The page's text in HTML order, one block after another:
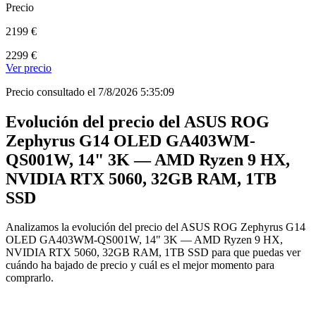
Precio
2199 €
2299 €
Ver precio
Precio consultado el 7/8/2026 5:35:09
Evolución del precio del ASUS ROG
Zephyrus G14 OLED GA403WM-
QS001W, 14" 3K — AMD Ryzen 9 HX,
NVIDIA RTX 5060, 32GB RAM, 1TB
SSD
Analizamos la evolución del precio del ASUS ROG Zephyrus G14
OLED GA403WM-QS001W, 14" 3K — AMD Ryzen 9 HX,
NVIDIA RTX 5060, 32GB RAM, 1TB SSD para que puedas ver
cuándo ha bajado de precio y cuál es el mejor momento para
comprarlo.